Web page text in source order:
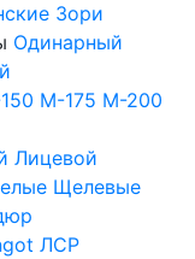
Зори
Одинарный
М-175 М-200
Лицевой
Щелевые
ЛСР